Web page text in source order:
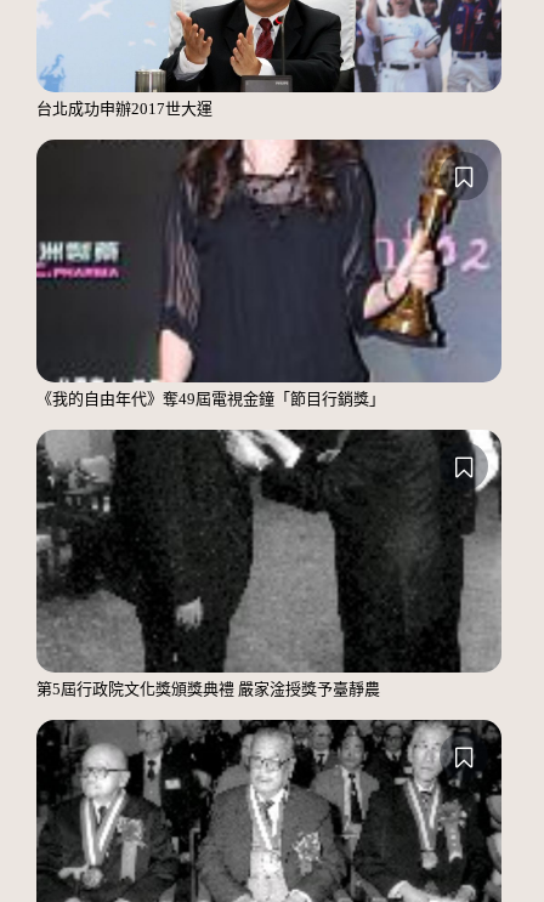
台北成功申辦2017世大運
《我的自由年代》奪49屆電視金鐘「節目行銷獎」
第5屆行政院文化獎頒獎典禮 嚴家淦授獎予臺靜農